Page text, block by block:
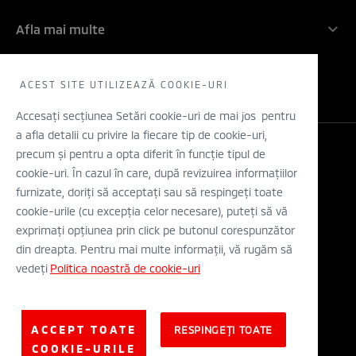
Inovatie
Electric
Concept cars
Stiri
Afla mai multe
Solicita un TEST DRIVE
Retea dealeri
Descarca o brosura
Configurator
Legal si Protectia Datelor cu Caracter Personal
Termeni si conditii
A.N.P.C.
Eticheta Europeana a Anvelopelor
Solutionarea alternativa a litigiilor
Solutionarea online a litigiilor
ACEST SITE UTILIZEAZĂ COOKIE-URI
Accesați secțiunea Setări cookie-uri de mai jos pentru
a afla detalii cu privire la fiecare tip de cookie-uri,
precum și pentru a opta diferit în funcție tipul de
cookie-uri. În cazul în care, după revizuirea informațiilor
furnizate, doriți să acceptați sau să respingeți toate
cookie-urile (cu excepția celor necesare), puteți să vă
exprimați opțiunea prin click pe butonul corespunzător
din dreapta. Pentru mai multe informații, vă rugăm să
vedeți Politica noastră de cookie-uri
ACCEPT TOATE
COOKIE-URILE
RESPINGEȚI TOATE